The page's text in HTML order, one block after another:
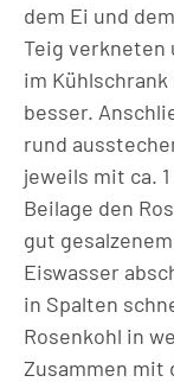
dem Ei und
Teig verkneten
im
besser.
rund
jeweils mit ca.
Beilage den
gut
Eiswasser
in Spalten
Rosenkohl in
Zusammen mit